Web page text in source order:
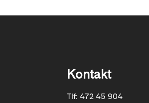
Kontakt
Tlf: 472 45 904